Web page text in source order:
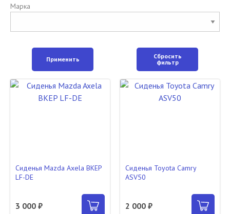
Марка
Применить
Сбросить
фильтр
Сиденья Mazda Axela BKEP
LF-DE
3 000 ₽
Сиденья Toyota Camry
ASV50
2 000 ₽